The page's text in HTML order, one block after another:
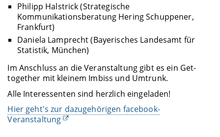
Philipp Halstrick (Strategische
Kommunikationsberatung Hering Schuppener,
Frankfurt)
Daniela Lamprecht (Bayerisches Landesamt für
Statistik, München)
Im Anschluss an die Veranstaltung gibt es ein Get-
together mit kleinem Imbiss und Umtrunk.
Alle Interessenten sind herzlich eingeladen!
Hier geht's zur dazugehörigen facebook-
Veranstaltung